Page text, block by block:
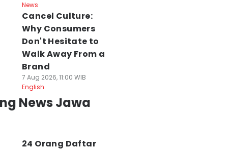
News
Cancel Culture:
Why Consumers
Don't Hesitate to
Walk Away From a
Brand
7 Aug 2026, 11:00 WIB
English
News Jawa
24 Orang Daftar